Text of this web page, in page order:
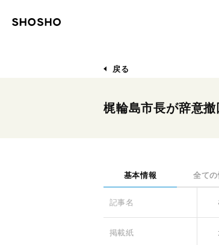
戻る
梶輪島市長が辞意
基本情報 全ての
記事名
掲載紙